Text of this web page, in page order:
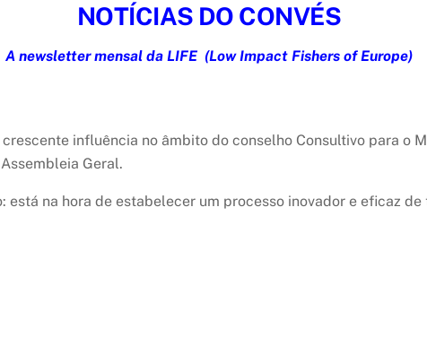
NOTÍCIAS DO CONVÉS
A newsletter mensal da LIFE (Low Impact Fishers of Europe)
influência no âmbito do conselho Consultivo para o
Geral.
está na hora de estabelecer um processo inovador e eficaz